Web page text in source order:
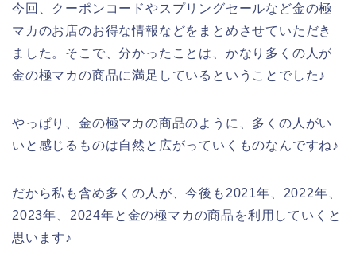
今回、クーポンコードやスプリングセールなど金の極
マカのお店のお得な情報などをまとめさせていただき
ました。そこで、分かったことは、かなり多くの人が
金の極マカの商品に満足しているということでした♪
やっぱり、金の極マカの商品のように、多くの人がい
いと感じるものは自然と広がっていくものなんですね♪
だから私も含め多くの人が、今後も2021年、2022年、
2023年、2024年と金の極マカの商品を利用していくと
思います♪